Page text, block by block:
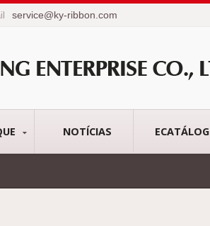
service@ky-ribbon.com
NOTÍCIAS